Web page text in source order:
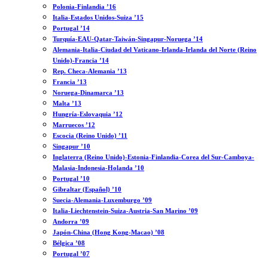
Polonia-Finlandia ’16
Italia-Estados Unidos-Suiza ’15
Portugal ’14
Turquía-EAU-Qatar-Taiwán-Singapur-Noruega ’14
Alemania-Italia-Ciudad del Vaticano-Irlanda-Irlanda del Norte (Reino
Unido)-Francia ’14
Rep. Checa-Alemania ’13
Francia ’13
Noruega-Dinamarca ’13
Malta ’13
Hungría-Eslovaquia ’12
Marruecos ’12
Escocia (Reino Unido) ’11
Singapur ’10
Inglaterra (Reino Unido)-Estonia-Finlandia-Corea del Sur-Camboya-
Malasia-Indonesia-Holanda ’10
Portugal ’10
Gibraltar (Español) ’10
Suecia-Alemania-Luxemburgo ’09
Italia-Liechtenstein-Suiza-Austria-San Marino ’09
Andorra ’09
Japón-China (Hong Kong-Macao) ’08
Bélgica ’08
Portugal ’07